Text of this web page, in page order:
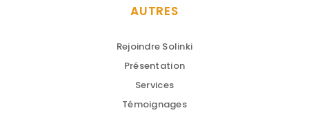
AUTRES
Rejoindre Solinki
Présentation
Services
Témoignages